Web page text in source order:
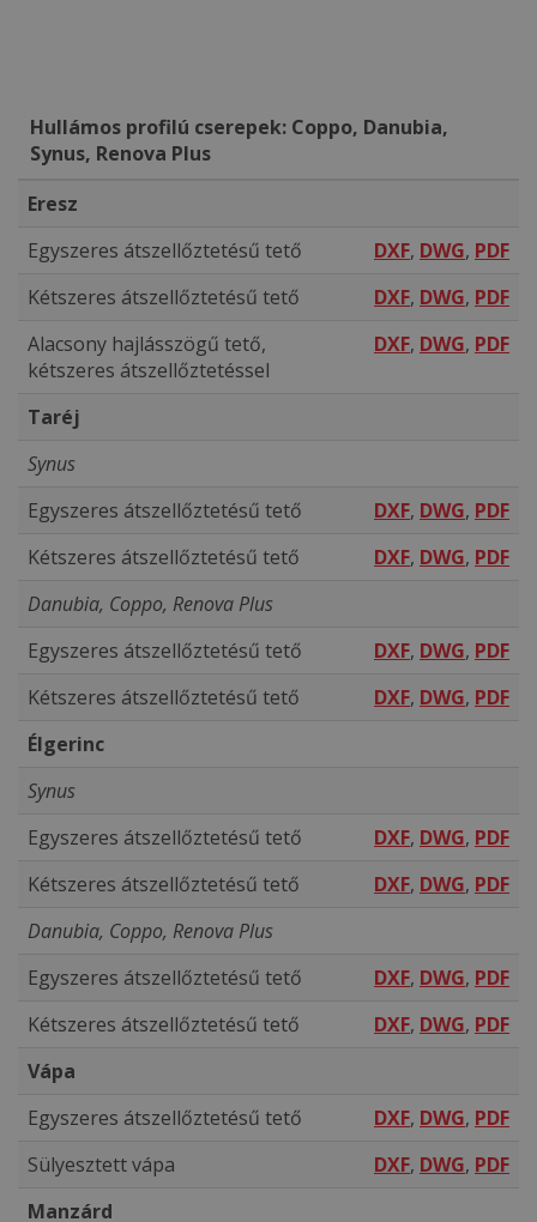
Hullámos profilú cserepek: Coppo, Danubia,
Synus, Renova Plus
Eresz
Egyszeres átszellőztetésű tető
DXF, DWG, PDF
Kétszeres átszellőztetésű tető
DXF, DWG, PDF
Alacsony hajlásszögű tető,
kétszeres átszellőztetéssel
DXF, DWG, PDF
Taréj
Synus
Egyszeres átszellőztetésű tető
DXF, DWG, PDF
Kétszeres átszellőztetésű tető
DXF, DWG, PDF
Danubia, Coppo, Renova Plus
Egyszeres átszellőztetésű tető
DXF, DWG, PDF
Kétszeres átszellőztetésű tető
DXF, DWG, PDF
Élgerinc
Synus
Egyszeres átszellőztetésű tető
DXF, DWG, PDF
Kétszeres átszellőztetésű tető
DXF, DWG, PDF
Danubia, Coppo, Renova Plus
Egyszeres átszellőztetésű tető
DXF, DWG, PDF
Kétszeres átszellőztetésű tető
DXF, DWG, PDF
Vápa
Egyszeres átszellőztetésű tető
DXF, DWG, PDF
Sülyesztett vápa
DXF, DWG, PDF
Manzárd